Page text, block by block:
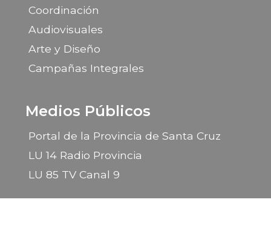
Coordinación
Audiovisuales
Arte y Diseño
Campañas Integrales
Medios Públicos
Portal de la Provincia de Santa Cruz
LU 14 Radio Provincia
LU 85 TV Canal 9